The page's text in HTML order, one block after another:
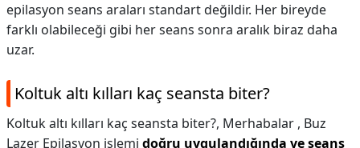
epilasyon seans araları standart değildir. Her bireyde
farklı olabileceği gibi her seans sonra aralık biraz daha
uzar.
Koltuk altı kılları kaç seansta biter?
Koltuk altı kılları kaç seansta biter?, Merhabalar , Buz
Lazer Epilasyon işlemi doğru uygulandığında ve seans